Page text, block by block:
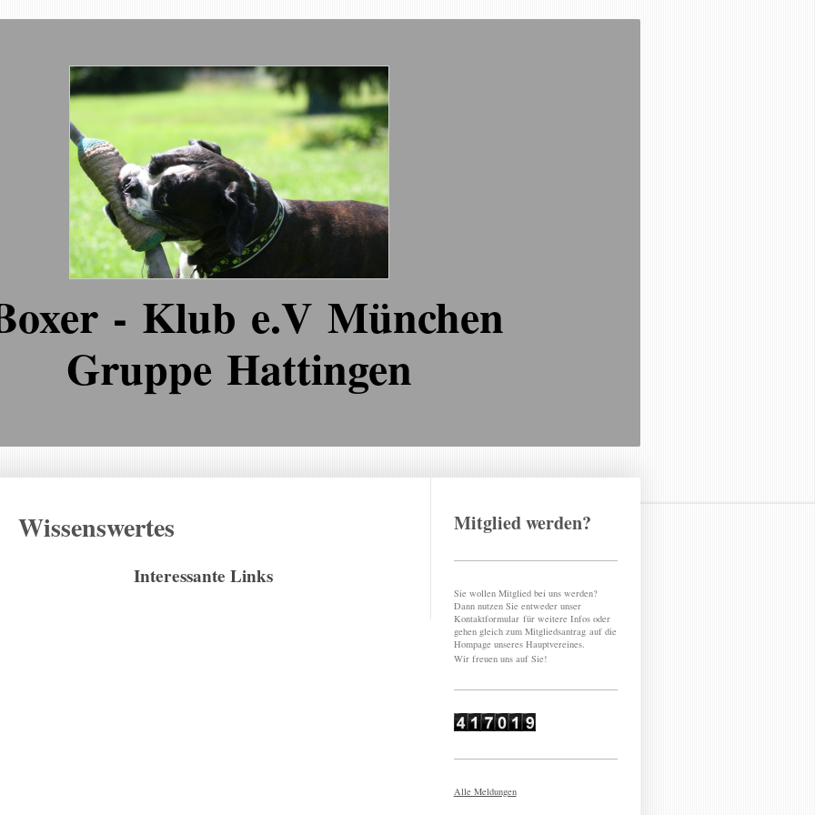
- Klub e.V München
Gruppe Hattingen
Wissenswertes
Interessante Links
Mitglied werden?
Sie wollen Mitglied bei uns werden?
Dann nutzen Sie entweder unser
Kontaktformular für weitere Infos oder
gehen gleich zum Mitgliedsantrag auf die
Hompage unseres Hauptvereines.
Wir freuen uns auf Sie!
Alle Meldungen